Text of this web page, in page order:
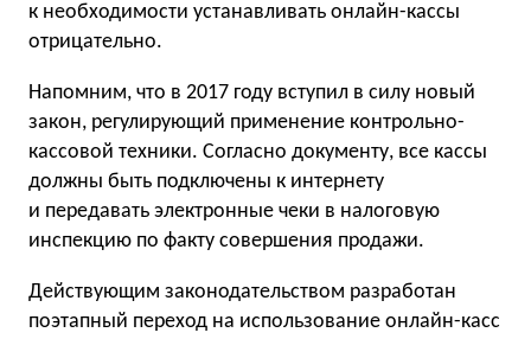
к необходимости устанавливать онлайн-кассы
отрицательно.
Напомним, что в 2017 году вступил в силу новый
закон, регулирующий применение контрольно-
кассовой техники. Согласно документу, все кассы
должны быть подключены к интернету
и передавать электронные чеки в налоговую
инспекцию по факту совершения продажи.
Действующим законодательством разработан
поэтапный переход на использование онлайн-касс